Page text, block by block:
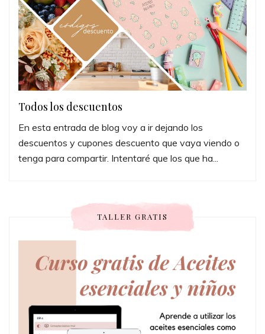
Todos los descuentos
En esta entrada de blog voy a ir dejando los
descuentos y cupones descuento que vaya viendo o
tenga para compartir. Intentaré que los que ha...
TALLER GRATIS